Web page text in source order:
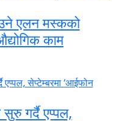
एलन मस्कको
काम
गर्दै एप्पल,